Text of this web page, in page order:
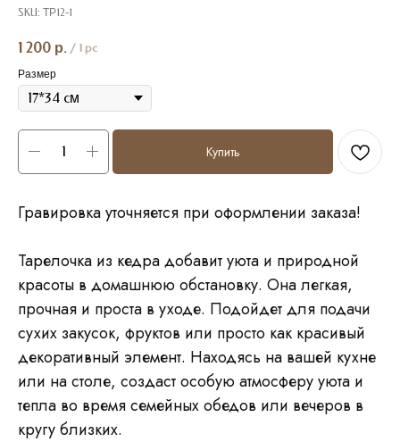
SKU: ТР12-1
1 200 р. / 1 pc
Размер
Купить
Гравировка уточняется при оформлении заказа!
Тарелочка из кедра добавит уюта и природной
красоты в домашнюю обстановку. Она легкая,
прочная и проста в уходе. Подойдет для подачи
сухих закусок, фруктов или просто как красивый
декоративный элемент. Находясь на вашей кухне
или на столе, создаст особую атмосферу уюта и
тепла во время семейных обедов или вечеров в
кругу близких.